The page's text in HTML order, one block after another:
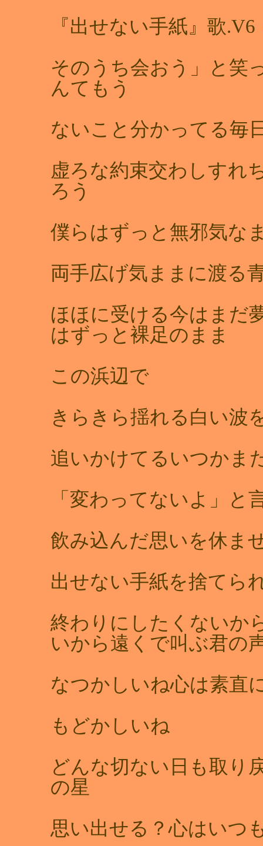
『出せない手紙』歌.V6
そのうち会おう」と笑
んてもう
ないこと分かってる毎
虚ろな約束交わしすれ
ろう
僕らはずっと無邪気
両手広げ気ままに渡
ほほに受ける今はまだ
はずっと裸足のまま
この浜辺で
きらきら揺れる白い
追いかけてるいつかま
「変わってないよ」と
飲み込んだ思いを休ま
出せない手紙を捨て
終わりにしたくないか
いから遠くで叫ぶ君
なつかしいね心は素
もどかしいね
どんな切ない日も取り
の星
思い出せる？心はい